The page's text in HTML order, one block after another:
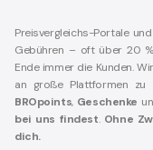
Preisvergleichs-Portale
Gebühren – oft über 20
Ende immer die Kunden.
an große Plattformen zu
BROpoints, Geschenke
bei uns findest. Ohne
dich.